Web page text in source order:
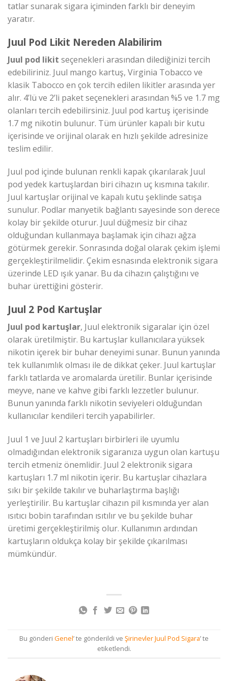
tatlar sunarak sigara içiminden farklı bir deneyim
yaratır.
Juul Pod Likit Nereden Alabilirim
Juul pod likit seçenekleri arasından dilediğinizi tercih
edebiliriniz. Juul mango kartuş, Virginia Tobacco ve
klasik Tabocco en çok tercih edilen likitler arasında yer
alır. 4’lü ve 2’li paket seçenekleri arasından %5 ve 1.7 mg
olanları tercih edebilirsiniz. Juul pod kartuş içerisinde
1.7 mg nikotin bulunur. Tüm ürünler kapalı bir kutu
içerisinde ve orijinal olarak en hızlı şekilde adresinize
teslim edilir.
Juul pod içinde bulunan renkli kapak çıkarılarak Juul
pod yedek kartuşlardan biri cihazın uç kısmına takılır.
Juul kartuşlar orijinal ve kapalı kutu şeklinde satışa
sunulur. Podlar manyetik bağlantı sayesinde son derece
kolay bir şekilde oturur. Juul düğmesiz bir cihaz
olduğundan kullanmaya başlamak için cihazı ağza
götürmek gerekir. Sonrasında doğal olarak çekim işlemi
gerçekleştirilmelidir. Çekim esnasında elektronik sigara
üzerinde LED ışık yanar. Bu da cihazın çalıştığını ve
buhar ürettiğini gösterir.
Juul 2 Pod Kartuşlar
Juul pod kartuşlar, Juul elektronik sigaralar için özel
olarak üretilmiştir. Bu kartuşlar kullanıcılara yüksek
nikotin içerek bir buhar deneyimi sunar. Bunun yanında
tek kullanımlık olması ile de dikkat çeker. Juul kartuşlar
farklı tatlarda ve aromalarda üretilir. Bunlar içerisinde
meyve, nane ve kahve gibi farklı lezzetler bulunur.
Bunun yanında farklı nikotin seviyeleri olduğundan
kullanıcılar kendileri tercih yapabilirler.
Juul 1 ve Juul 2 kartuşları birbirleri ile uyumlu
olmadığından elektronik sigaranıza uygun olan kartuşu
tercih etmeniz önemlidir. Juul 2 elektronik sigara
kartuşları 1.7 ml nikotin içerir. Bu kartuşlar cihazlara
sıkı bir şekilde takılır ve buharlaştırma başlığı
yerleştirilir. Bu kartuşlar cihazın pil kısmında yer alan
ısıtıcı bobin tarafından ısıtılır ve bu şekilde buhar
üretimi gerçekleştirilmiş olur. Kullanımın ardından
kartuşların oldukça kolay bir şekilde çıkarılması
mümkündür.
Bu gönderi Genel’ te gönderildi ve Şirinevler Juul Pod Sigara’ te
etiketlendi.